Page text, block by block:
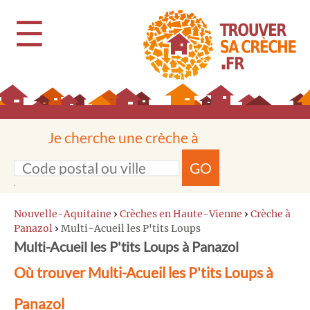
☰
Je cherche une crèche à
GO
Nouvelle-Aquitaine › Crèches en Haute-Vienne › Crèche à
Panazol › Multi-Acueil les P'tits Loups
Multi-Acueil les P'tits Loups à Panazol
Où trouver Multi-Acueil les P'tits Loups à
Panazol